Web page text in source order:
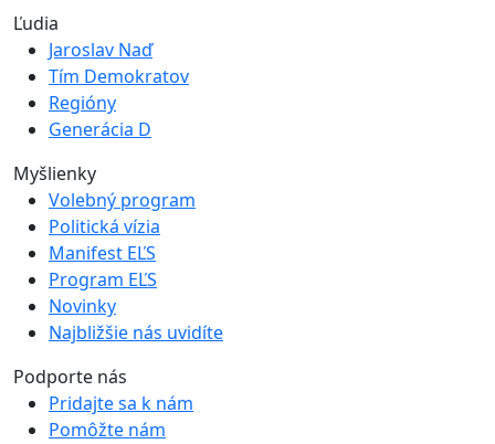
Ľudia
Jaroslav Naď
Tím Demokratov
Regióny
Generácia D
Myšlienky
Volebný program
Politická vízia
Manifest EĽS
Program EĽS
Novinky
Najbližšie nás uvidíte
Podporte nás
Pridajte sa k nám
Pomôžte nám